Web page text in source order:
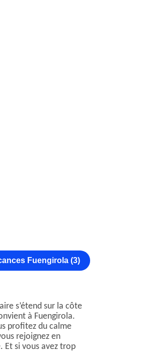
Fuengirola (3)
s’étend sur la côte
à Fuengirola.
profitez du calme
rejoignez en
Et si vous avez trop